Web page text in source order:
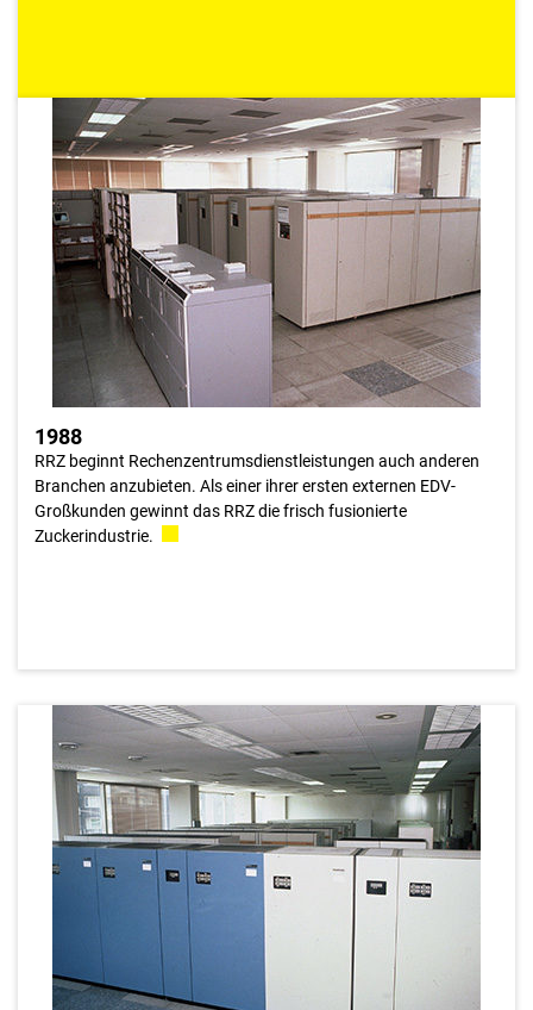
1988
RRZ beginnt Rechenzentrumsdienstleistungen auch anderen
Branchen anzubieten. Als einer ihrer ersten externen EDV-
Großkunden gewinnt das RRZ die frisch fusionierte
Zuckerindustrie.
1988
Die damalige Sugana schloss ihr Rechenzentrum und
übersiedelte in das RRZ-Host. Die dazugehörige SAP R/2
Hostlösung konnte nun auch auf dem freien Markt zur
Nutzung angeboten werden. So kam es zu einer SAP-
Kooperation mit Fiducia Karlsruhe. Ein neues
betriebswirtschaftliches Beraterszenario hatte sich damit
herauskristallisiert.
1989
Im Zuge des Neubaus der Raiffeisen Zentralbank Österreich
wurde eine zweite Betriebsstelle des RRZ am Standort
„Stadtpark“ eingerichtet, die im Normalfall als
Entwicklungsrechenzentrum fungiert und im Katastrophenfall
konnten dort die wichtigsten Verarbeitungen binnen 24
Stunden an diesem Standort aufgenommen werden.